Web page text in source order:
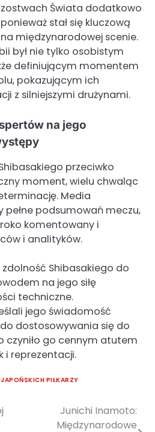
Świata dodatkowo
stał się kluczową
międzynarodowej scenie.
był nie tylko osobistym
definiującym momentem
pokazującym ich
z silniejszymi drużynami.
na jego
przeciwko
moment, wielu chwaląc
Media
pełne podsumowań meczu,
komentowany i
i analityków.
zdolność Shibasakiego do
na jego siłę
techniczne.
jego świadomość
dostosowywania się do
czyniło go cennym atutem
i reprezentacji.
PIŁKARZY
Junichi Inamoto:
Międzynarodowe